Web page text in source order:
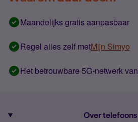
Maandelijks gratis aanpasbaar
Regel alles zelf metMijn Simyo
Het betrouwbare 5G-netwerk van
Over telefoons